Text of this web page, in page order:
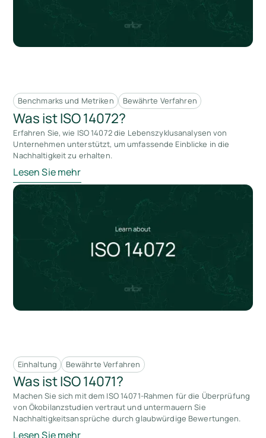
Benchmarks und Metriken Bewährte Verfahren
Was ist ISO 14072?
Erfahren Sie, wie ISO 14072 die Lebenszyklusanalysen von
Unternehmen unterstützt, um umfassende Einblicke in die
Nachhaltigkeit zu erhalten.
Lesen Sie mehr
Einhaltung Bewährte Verfahren
Was ist ISO 14071?
Machen Sie sich mit dem ISO 14071-Rahmen für die Überprüfung
von Ökobilanzstudien vertraut und untermauern Sie
Nachhaltigkeitsansprüche durch glaubwürdige Bewertungen.
Lesen Sie mehr